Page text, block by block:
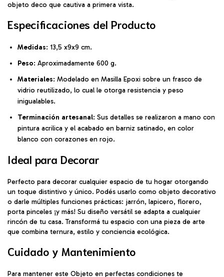
objeto deco que cautiva a primera vista.
Especificaciones del Producto
Medidas: 13,5 x9x9 cm.
Peso: Aproximadamente 600 g.
Materiales: Modelado en Masilla Epoxi sobre un frasco de
vidrio reutilizado, lo cual le otorga resistencia y peso
inigualables.
Terminación artesanal: Sus detalles se realizaron a mano con
pintura acrilica y el acabado en barniz satinado, en color
blanco con corazones en rojo.
Ideal para Decorar
Perfecto para decorar cualquier espacio de tu hogar otorgando
un toque distintivo y único. Podés usarlo como objeto decorativo
o darle múltiples funciones prácticas: jarrón, lapicero, florero,
porta pinceles ¡y más! Su diseño versátil se adapta a cualquier
rincón de tu casa. Transformá tu espacio con una pieza de arte
que combina ternura, estilo y conciencia ecológica.
Cuidado y Mantenimiento
Para mantener este Objeto en perfectas condiciones te